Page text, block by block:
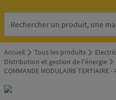
Accueil Tous les produits
Distribution et gestion de l'énergie
COMMANDE MODULAIRE TERTIAIRE -